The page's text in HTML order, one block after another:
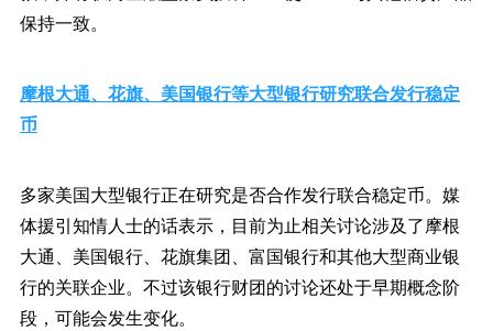
保持一致。
摩根大通、花旗、美国银行等大型银行研究联合发行稳定
币
多家美国大型银行正在研究是否合作发行联合稳定币。媒
体援引知情人士的话表示，目前为止相关讨论涉及了摩根
大通、美国银行、花旗集团、富国银行和其他大型商业银
行的关联企业。不过该银行财团的讨论还处于早期概念阶
段，可能会发生变化。